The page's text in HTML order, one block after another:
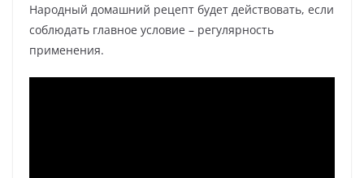
Народный домашний рецепт будет действовать, если
соблюдать главное условие – регулярность
применения.